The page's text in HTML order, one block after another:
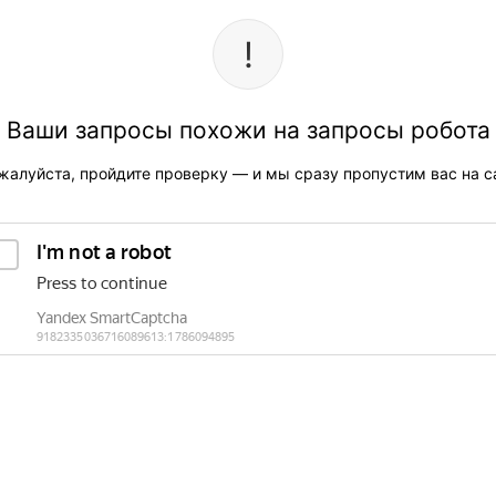
Ваши запросы похожи на запросы робота
пройдите проверку — и мы сразу пропустим вас на